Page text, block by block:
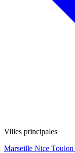
Villes principales
Marseille Nice Toulon